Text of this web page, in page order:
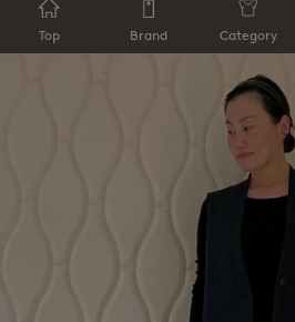
Top Brand Category